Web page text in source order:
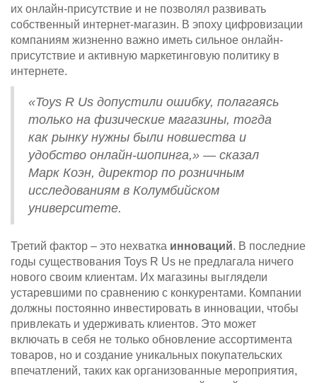
их онлайн-присутствие и не позволял развивать
собственный интернет-магазин. В эпоху цифровизации
компаниям жизненно важно иметь сильное онлайн-
присутствие и активную маркетинговую политику в
интернете.
«Toys R Us допустили ошибку, полагаясь
только на физические магазины, тогда
как рынку нужны были новшества и
удобство онлайн-шопинга,» — сказал
Марк Коэн, директор по розничным
исследованиям в Колумбийском
университете.
Третий фактор – это нехватка инноваций. В последние
годы существования Toys R Us не предлагала ничего
нового своим клиентам. Их магазины выглядели
устаревшими по сравнению с конкурентами. Компании
должны постоянно инвестировать в инновации, чтобы
привлекать и удерживать клиентов. Это может
включать в себя не только обновление ассортимента
товаров, но и создание уникальных покупательских
впечатлений, таких как организованные мероприятия,